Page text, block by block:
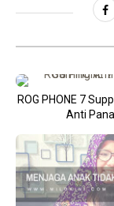
ROG PHONE 7
Anti